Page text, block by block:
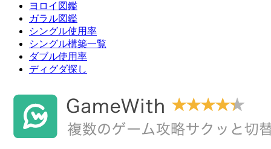
ヨロイ図鑑
ガラル図鑑
シングル使用率
シングル構築一覧
ダブル使用率
ディグダ探し